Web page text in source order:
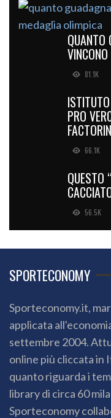
QUANTO
81.1K
PRO
66.1K
QUESTO
56.5K
SPORTECONOMY
Sporteconomy.it,
applicata
settembre 2004.
online più cliccata in
quanto riguarda i
library di circa 60
Sporteconomy